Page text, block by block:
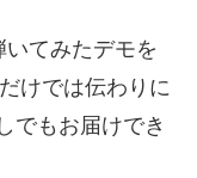
てみたデモを
けでは伝わりに
でもお届けでき